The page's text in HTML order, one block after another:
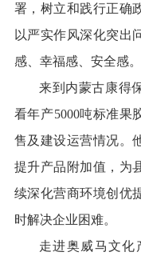
署，树立和践行正确
以严实作风深化突出
感、幸福感、安全感。
来到内蒙古康得
看年产5000吨标准果
售及建设运营情况。
提升产品附加值，为
续深化营商环境创优
时解决企业困难。
走进奥威马文化